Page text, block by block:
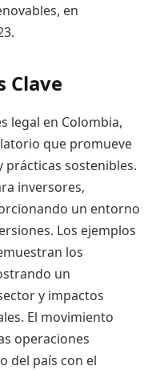
en
Clave
legal en Colombia,
que promueve
prácticas sostenibles.
inversores,
un entorno
Los ejemplos
los
un
y impactos
El movimiento
operaciones
del país con el